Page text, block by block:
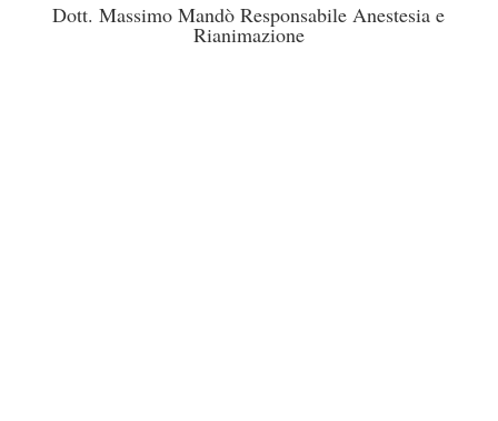
Dott. Massimo Mandò Responsabile Anestesia e
Rianimazione